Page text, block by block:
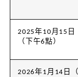
2025年10月15日
（下午6點）
2026年1月14日